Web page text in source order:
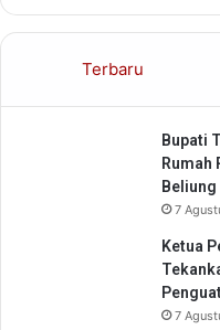
a
Terbaru
Bupati
Rumah
Beliung
7
Ketua
7